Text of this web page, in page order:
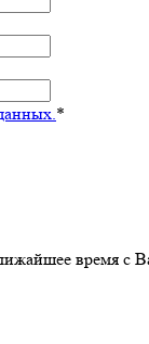
*
время с